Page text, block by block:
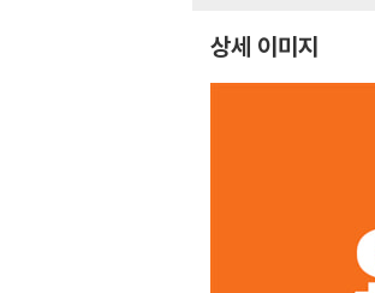
상세 이미지